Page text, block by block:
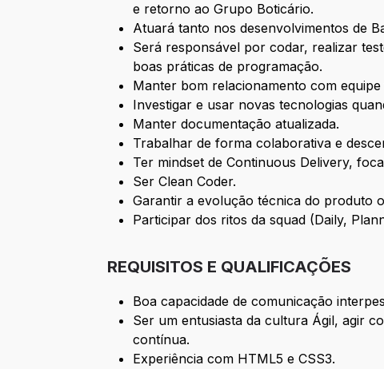
e retorno ao Grupo Boticário.
Atuará tanto nos desenvolvimentos de
Será responsável por codar, realizar
boas práticas de programação.
Manter bom relacionamento com
Investigar e usar novas tecnologias
Manter documentação atualizada.
Trabalhar de forma colaborativa e
Ter mindset de Continuous Delivery,
Ser Clean Coder.
Garantir a evolução técnica do produto
Participar dos ritos da squad (Daily,
REQUISITOS E QUALIFICAÇÕES
Boa capacidade de comunicação
Ser um entusiasta da cultura Ágil, agir
contínua.
Experiência com HTML5 e CSS3.